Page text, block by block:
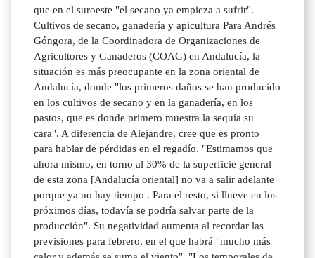
que en el suroeste "el secano ya empieza a sufrir".
Cultivos de secano, ganadería y apicultura Para Andrés
Góngora, de la Coordinadora de Organizaciones de
Agricultores y Ganaderos (COAG) en Andalucía, la
situación es más preocupante en la zona oriental de
Andalucía, donde "los primeros daños se han producido
en los cultivos de secano y en la ganadería, en los
pastos, que es donde primero muestra la sequía su
cara". A diferencia de Alejandre, cree que es pronto
para hablar de pérdidas en el regadío. "Estimamos que
ahora mismo, en torno al 30% de la superficie general
de esta zona [Andalucía oriental] no va a salir adelante
porque ya no hay tiempo . Para el resto, si llueve en los
próximos días, todavía se podría salvar parte de la
producción". Su negatividad aumenta al recordar las
previsiones para febrero, en el que habrá "mucho más